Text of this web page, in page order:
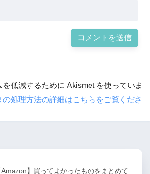
低減するために Akismet を使っていま
の処理方法の詳細はこちらをご覧くださ
Amazon】買ってよかったものをまとめて